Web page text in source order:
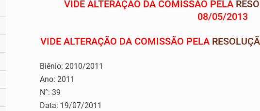
VIDE ALTERAÇÃO DA COMISSÃO PELA
08/05/2013
VIDE ALTERAÇÃO DA COMISSÃO PELA
Biênio: 2010/2011
Ano: 2011
N°: 39
Data: 19/07/2011